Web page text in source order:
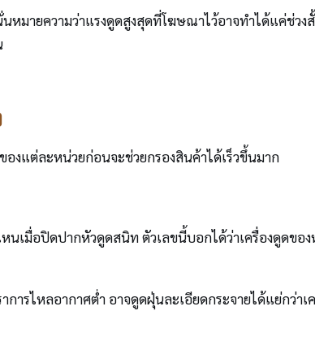
หมายความว่าแรงดูดสูงสุดที่โฆษณาไว้อาจทำได้แค่ช่ว
งแต่ละหน่วยก่อนจะช่วยกรองสินค้าได้เร็วขึ้นมาก
นเมื่อปิดปากหัวดูดสนิท ตัวเลขนี้บอกได้ว่าเครื่องดูดขอ
การไหลอากาศต่ำ อาจดูดฝุ่นละเอียดกระจายได้แย่กว่าเ